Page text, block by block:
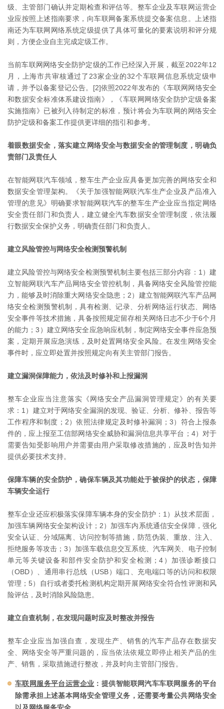
级、主管部门确认并定期检查和评估等。整车企业及车联网运营企
业应按照上述指南要求，向车联网备案系统提交备案信息。上述指
南还为车联网网络系统定级提供了具体可量化的要素说明和评分规
则，方便企业自主完成定级工作。
当前车联网网络安全防护定级的工作已经深入开展，截至2022年12
月，上海市共审核通过了23家企业的32个车联网信息系统定级申
请，并予以备案登记公告。[2]依照2022年发布的《车联网网络安全
和数据安全标准体系建设指南》，《车联网网络安全防护定级备案
实施指南》已被列入待制定的标准，预计将会为车联网的网络安全
防护定级和备案工作提供更详细的指引和参考。
着眼数据安全，落实建立网络安全与数据安全的管理制度，明确负
责部门及责任人
在智能网联汽车领域，整车生产企业应具备更加完善的网络安全和
数据安全管理架构。《关于加强智能网联汽车生产企业及产品准入
管理的意见》明确要求智能网联汽车的整车生产企业应当指定网络
安全责任部门和负责人，建立健全汽车数据安全管理制度，依法履
行数据安全保护义务，明确责任部门和负责人。
建立风险管控与网络安全检测预警机制
建立风险管控与网络安全检测预警机制主要包括三部分内容：1）建
立智能网联汽车产品网络安全管控机制，具备网络安全风险管控能
力，能够及时消除重大网络安全隐患；2）建立智能网联汽车产品网
络安全检测预警机制，具有检测、记录、分析网络运行状态、网络
安全事件等技术措施，具备按照规定留存相关网络日志不少于6个月
的能力；3）建立网络安全应急响应机制，制定网络安全事件应急预
案，定期开展应急演练，及时处置网络安全风险。在发生网络安全
事件时，应立即处置并按照规定向有关主管部门报告。
建立漏洞保障能力，依法及时修补和上报漏洞
整车企业应当注意落实《网络安全产品漏洞管理规定》的有关要
求：1）建立对于网络安全漏洞的发现、验证、分析、修补、报告等
工作程序和制度；2）依照法律规定及时修补漏洞；3）符合上报条
件的，应上报至工信部网络安全威胁和漏洞信息共享平台；4）对于
需要告知受影响用户并需要由用户采取修改措施的，应及时告知并
提供必要技术支持。
保障车辆的安全防护，确保车辆及其功能处于被保护的状态，保障
车辆安全运行
整车企业还应积极落实保障车辆本身的安全防护：1）从技术层面，
加强车辆网络安全架构设计；2）加强车内系统通信安全保障，强化
安全认证、分域隔离、访问控制等措施，防范伪装、重放、注入、
拒绝服务等攻击；3）加强车载信息交互系统、汽车网关、电子控制
单元等关键设备和部件安全防护和安全检测；4）加强诊断接口
（OBD）、通用串行总线（USB）端口、充电端口等的访问和权限
管理；5）自行或者委托检测机构定期开展网络安全符合性评测和风
险评估，及时消除风险隐患。
建立自查机制，在发现问题时应及时整改并报告
整车企业应当加强自查，发现生产、销售的汽车产品存在数据安
全、网络安全等严重问题的，应当依法依规立即停止相关产品的生
产、销售，采取措施进行整改，并及时向主管部门报告。
车联网服务平台运营企业 ：提供智能联网汽车车联网服务的平台
除需承担上述基本网络安全管理义务，还需要考量公共网络安全